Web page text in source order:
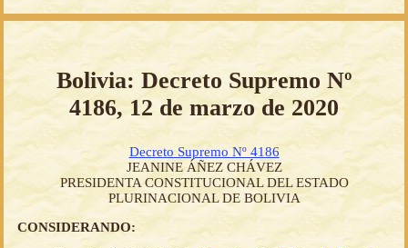
Bolivia: Decreto Supremo Nº
4186, 12 de marzo de 2020
Decreto Supremo Nº 4186
JEANINE ÁÑEZ CHÁVEZ
PRESIDENTA CONSTITUCIONAL DEL ESTADO
PLURINACIONAL DE BOLIVIA
CONSIDERANDO: